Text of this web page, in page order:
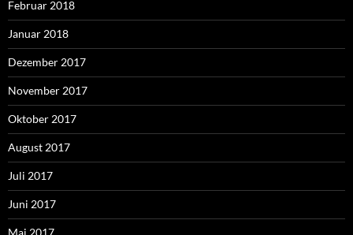
Februar 2018
Januar 2018
Dezember 2017
November 2017
Oktober 2017
August 2017
Juli 2017
Juni 2017
Mai 2017